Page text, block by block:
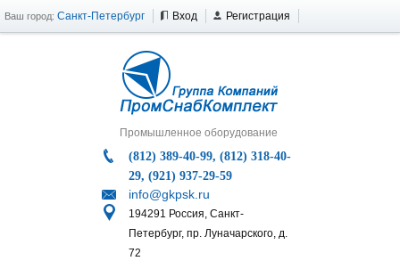
Ваш город: Санкт-Петербург Вход Регистрация
Промышленное оборудование
(812) 389-40-99, (812) 318-40-
29, (921) 937-29-59
info@gkpsk.ru
194291 Россия, Санкт-
Петербург, пр. Луначарского, д.
72